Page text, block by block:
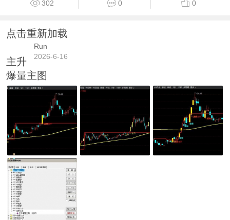
302 0 0
点击重新加载
Run
2026-6-16
主升
爆量主图